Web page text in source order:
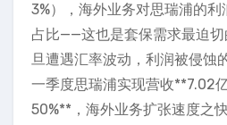
3%），海外业务对思瑞浦的
占比——这也是套保需求最迫
旦遭遇汇率波动，利润被侵蚀
一季度思瑞浦实现营收**7.02
50%**，海外业务扩张速度之